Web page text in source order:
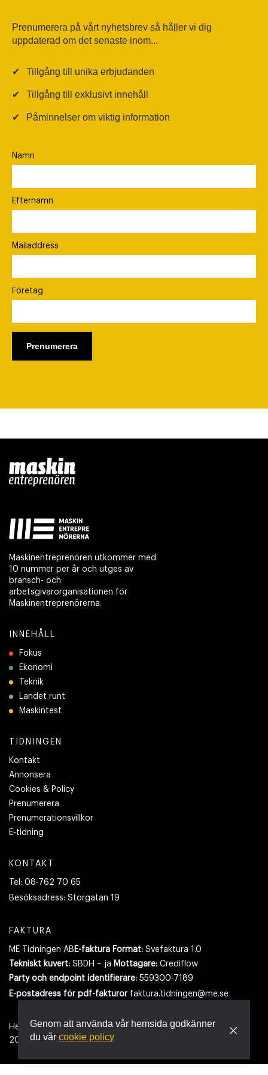
Prenumerera på vårt nyhetsbrev så håller vi dig
uppdaterad om det senaste inom...
✔ Tillgång till unika erbjudanden
✔ Tillgång till exklusivt innehåll
✔ Påminnelser om viktig information
Namn
Efternamn
Mailaddress
Företag
Maskinentreprenören utkommer med
10 nummer per år och utges av
bransch- och
arbetsgivarorganisationen för
Maskinentreprenörerna.
INNEHÅLL
Fokus
Ekonomi
Teknik
Landet runt
Maskintest
TIDNINGEN
Kontakt
Annonsera
Cookies & Policy
Prenumerera
Prenumerationsvillkor
E-tidning
KONTAKT
Tel: 08-762 70 65
Besöksadress: Storgatan 19
FAKTURA
ME Tidningen AB E-faktura Format: Svefaktura 1.0
Tekniskt kuvert: SBDH – ja Mottagare: Crediflow
Party och endpoint identifierare: 559300-7189
E-postadress för pdf-fakturor faktura.tidningen@me.se
Hemsidan använder cookies.Läs mer
2026- Tidningen Maskinentreprenören
Genom att använda vår hemsida godkänner
du vår cookie policy